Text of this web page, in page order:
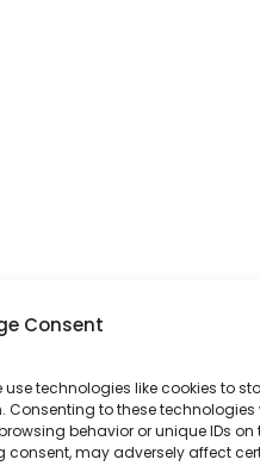
Consent
use technologies like cookies to
to these technologies
behavior or unique IDs on
consent, may adversely affect